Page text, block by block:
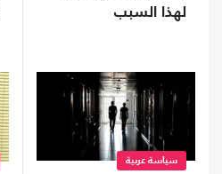
لهذا السبب
سياسة عربية